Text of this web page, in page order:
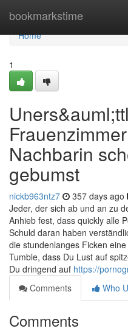
bookmarkstime
Home
Home
1
Nachbarin
gebumst
nickb963ntz7 357 days ago
Jeder, der sich ab und an zu
Anhieb fest, dass quickly alle
Schuld daran haben
die stundenlanges Ficken
Tumble, dass Du Lust auf
Du dringend auf https://
Comments
Who
Comments